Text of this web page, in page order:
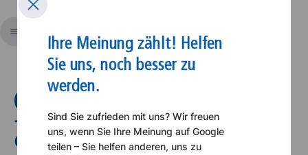
Ihre Meinung zählt! Helfen
Sie uns, noch besser zu
werden.
Sind Sie zufrieden mit uns? Wir freuen
uns, wenn Sie Ihre Meinung auf Google
teilen – Sie helfen anderen, uns zu
Kostenloses Erstgespräch
Jahressechstel um 15 Prozent
erhöht